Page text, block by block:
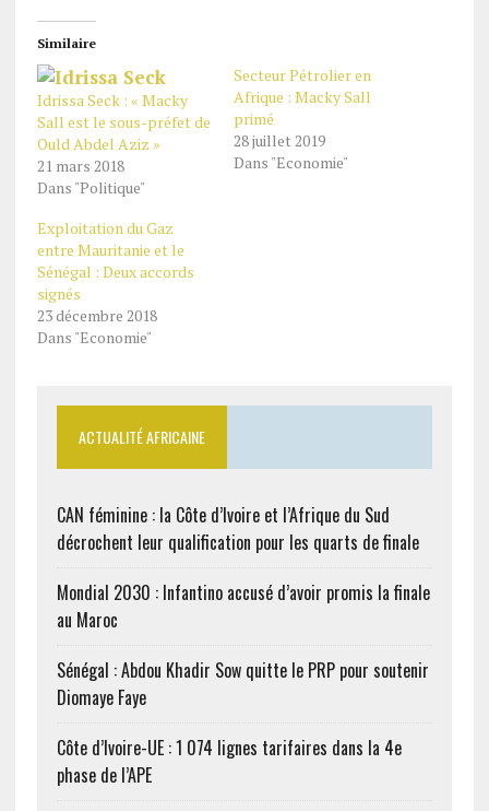
Similaire
Idrissa Seck : « Macky
Sall est le sous-préfet de
Ould Abdel Aziz »
21 mars 2018
Dans "Politique"
Secteur Pétrolier en
Afrique : Macky Sall
primé
28 juillet 2019
Dans "Economie"
Exploitation du Gaz
entre Mauritanie et le
Sénégal : Deux accords
signés
23 décembre 2018
Dans "Economie"
ACTUALITÉ AFRICAINE
CAN féminine : la Côte d’Ivoire et l’Afrique du Sud
décrochent leur qualification pour les quarts de finale
Mondial 2030 : Infantino accusé d’avoir promis la finale
au Maroc
Sénégal : Abdou Khadir Sow quitte le PRP pour soutenir
Diomaye Faye
Côte d’Ivoire-UE : 1 074 lignes tarifaires dans la 4e
phase de l’APE